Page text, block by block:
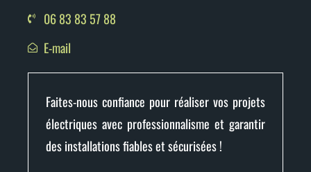
06 83 83 57 88
E-mail
Faites-nous confiance pour réaliser vos projets
électriques avec professionnalisme et garantir
des installations fiables et sécurisées !